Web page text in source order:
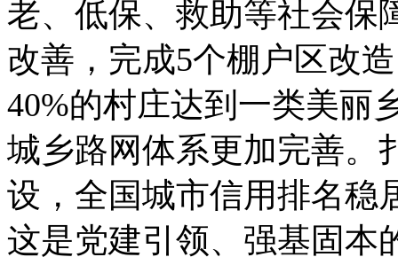
老、低保、救助等社会保
改善，完成5个棚户区改
40%的村庄达到一类美丽
城乡路网体系更加完善。
设，全国城市信用排名稳
这是党建引领、强基固本